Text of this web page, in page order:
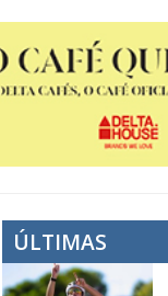
ÚLTIMAS